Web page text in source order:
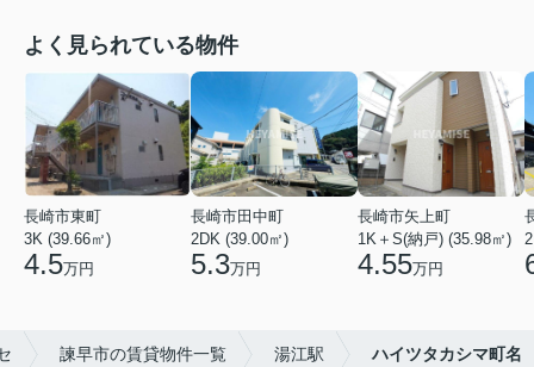
よく見られている物件
長崎市東町
3K (39.66㎡)
4.5万円
長崎市田中町
2DK (39.00㎡)
5.3万円
長崎市矢上町
1K＋S(納戸) (35.98㎡)
4.55万円
諫早市の賃貸物件一覧 湯江駅 ハイツタカシマ町名